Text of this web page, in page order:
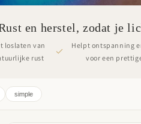
en herstel, zodat je
loslaten van
rust
Helpt ontspanning
voor een
simple